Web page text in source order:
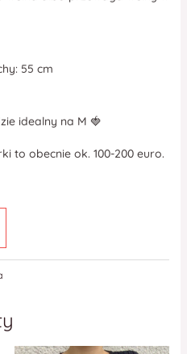
55 cm
idealny na M 🍓
to obecnie ok. 100-200 euro.